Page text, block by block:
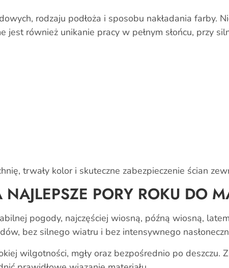
rodzaju podłoża i sposobu nakładania farby.
również unikanie pracy w pełnym słońcu, przy
trwały kolor i skuteczne zabezpieczenie ścian
PORY ROKU DO
pogody, najczęściej wiosną, późną wiosną,
bez silnego wiatru i bez intensywnego
wilgotności, mgły oraz bezpośrednio po deszczu.